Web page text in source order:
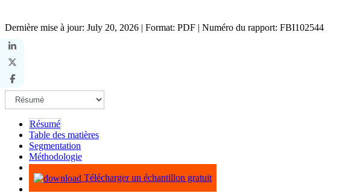
Dernière mise à jour: July 20, 2026 | Format: PDF | Numéro du rapport: FBI102544
Résumé
Table des matières
Segmentation
Méthodologie
Infographie
Télécharger un échantillon gratuit